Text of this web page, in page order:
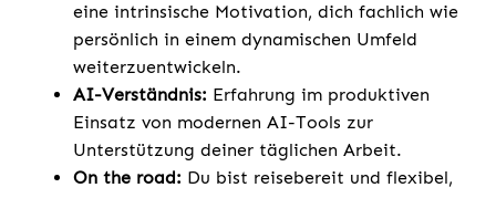
eine intrinsische Motivation, dich fachlich wie
persönlich in einem dynamischen Umfeld
weiterzuentwickeln.
AI-Verständnis: Erfahrung im produktiven
Einsatz von modernen AI-Tools zur
Unterstützung deiner täglichen Arbeit.
On the road: Du bist reisebereit und flexibel,